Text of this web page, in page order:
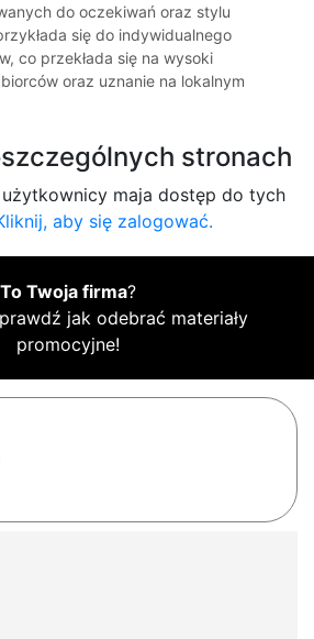
do oczekiwań oraz stylu
się do indywidualnego
co przekłada się na wysoki
oraz uznanie na lokalnym
stronach
maja dostęp do tych
aby się zalogować.
To Twoja firma?
jak odebrać materiały
promocyjne!